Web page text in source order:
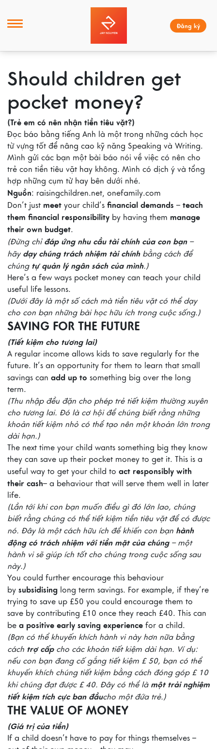
Đăng ký
Should children get
pocket money?
(Trẻ em có nên nhận tiền tiêu vặt?)
Đọc báo bằng tiếng Anh là một trong những cách học
từ vựng tốt để nâng cao kỹ năng Speaking và Writing.
Mình gửi các bạn một bài báo nói về việc có nên cho
trẻ con tiền tiêu vặt hay không. Mình có dịch ý và tổng
hợp những cụm từ hay bên dưới nhé.
Nguồn: raisingchildren.net, onefamily.com
Don’t just meet your child’s financial demands – teach
them financial responsibility by having them manage
their own budget.
(Đừng chỉ đáp ứng nhu cầu tài chính của con bạn –
hãy dạy chúng trách nhiệm tài chính bằng cách để
chúng tự quản lý ngân sách của mình.)
Here’s a few ways pocket money can teach your child
useful life lessons.
(Dưới đây là một số cách mà tiền tiêu vặt có thể dạy
cho con bạn những bài học hữu ích trong cuộc sống.)
SAVING FOR THE FUTURE
(Tiết kiệm cho tương lai)
A regular income allows kids to save regularly for the
future. It’s an opportunity for them to learn that small
savings can add up to something big over the long
term.
(Thu nhập đều đặn cho phép trẻ tiết kiệm thường xuyên
cho tương lai. Đó là cơ hội để chúng biết rằng những
khoản tiết kiệm nhỏ có thể tạo nên một khoản lớn trong
dài hạn.)
The next time your child wants something big they know
they can save up their pocket money to get it. This is a
useful way to get your child to act responsibly with
their cash– a behaviour that will serve them well in later
life.
(Lần tới khi con bạn muốn điều gì đó lớn lao, chúng
biết rằng chúng có thể tiết kiệm tiền tiêu vặt để có được
nó. Đây là một cách hữu ích để khiến con bạn hành
động có trách nhiệm với tiền mặt của chúng– một
hành vi sẽ giúp ích tốt cho chúng trong cuộc sống sau
này.)
You could further encourage this behaviour
by subsidising long term savings. For example, if they’re
trying to save up £50 you could encourage them to
save by contributing £10 once they reach £40. This can
be a positive early saving experience for a child.
(Bạn có thể khuyến khích hành vi này hơn nữa bằng
cách trợ cấpcho các khoản tiết kiệm dài hạn. Ví dụ:
nếu con bạn đang cố gắng tiết kiệm £ 50, bạn có thể
khuyến khích chúng tiết kiệm bằng cách đóng góp £ 10
khi chúng đạt được £ 40. Đây có thể là một trải nghiệm
tiết kiệm tích cực ban đầucho một đứa trẻ.)
THE VALUE OF MONEY
(Giá trị của tiền)
If a child doesn’t have to pay for things themselves –